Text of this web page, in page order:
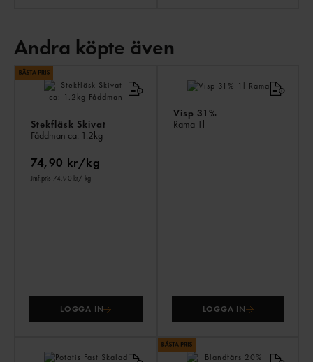
Andra köpte även
Stekfläsk Skivat
Fåddman ca: 1.2kg
74,90 kr/kg
Jmf.pris 74,90 kr/ kg
LOGGA IN
Visp 31%
Rama 1l
LOGGA IN